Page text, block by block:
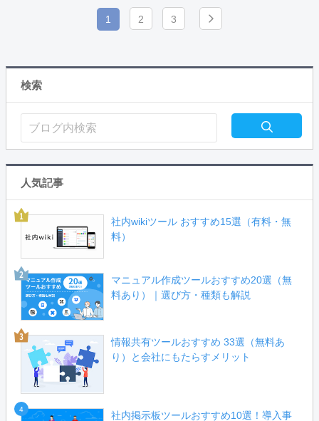
1 2 3
検索
人気記事
社内wikiツール おすすめ15選（有料・無
料）
マニュアル作成ツールおすすめ20選（無
料あり）｜選び方・種類も解説
情報共有ツールおすすめ 33選（無料あ
り）と会社にもたらすメリット
4
社内掲示板ツールおすすめ10選！導入事